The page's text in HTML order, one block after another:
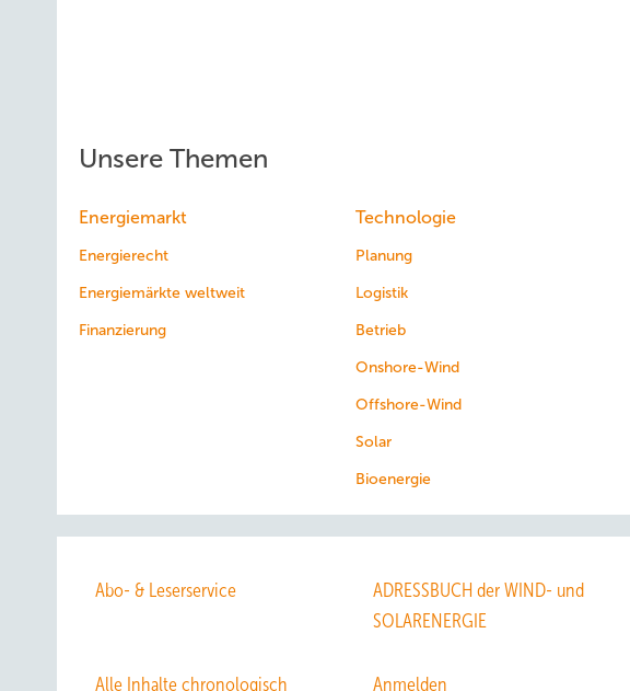
Unsere Themen
Energiemarkt
Energierecht
Energiemärkte weltweit
Finanzierung
Technologie
Planung
Logistik
Betrieb
Onshore-Wind
Offshore-Wind
Solar
Bioenergie
Abo- & Leserservice
ADRESSBUCH der WIND- und
SOLARENERGIE
Alle Inhalte chronologisch Anmelden